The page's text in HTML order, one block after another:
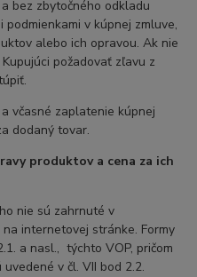
bez zbytočného odkladu
v kúpnej zmluve,
alebo ich opravou. Ak nie
požadovať zľavu z
včasné zaplatenie kúpnej
dodaný tovar.
produktov a cena za ich
nie sú zahrnuté v
internetovej stránke. Formy
a nasl., týchto VOP, pričom
v čl. VII bod 2.2.